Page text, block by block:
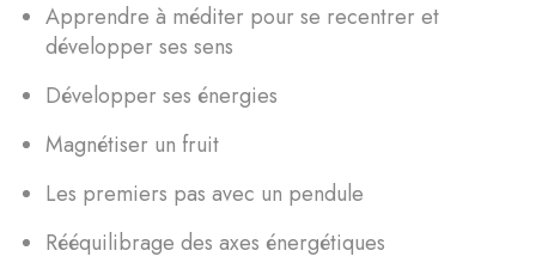
Apprendre à méditer pour se recentrer et
développer ses sens
Développer ses énergies
Magnétiser un fruit
Les premiers pas avec un pendule
Rééquilibrage des axes énergétiques